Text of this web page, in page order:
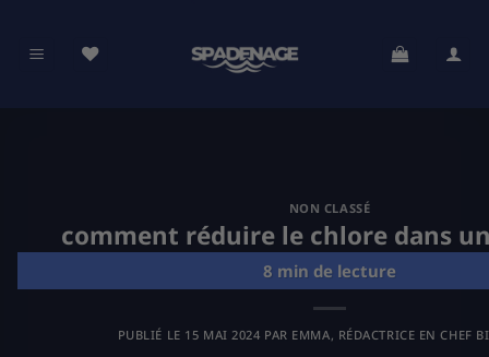
contenu
NON CLASSÉ
comment réduire le chlore dans
PUBLIÉ LE 15 MAI 2024 PAR EMMA, RÉDACTRICE EN CHEF